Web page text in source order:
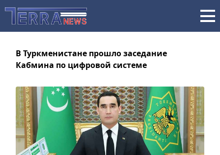
В Туркменистане прошло заседание
Кабмина по цифровой системе